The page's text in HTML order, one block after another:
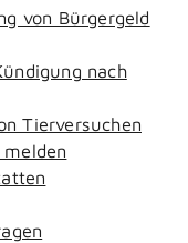
von Bürgergeld
nach
Tierversuchen